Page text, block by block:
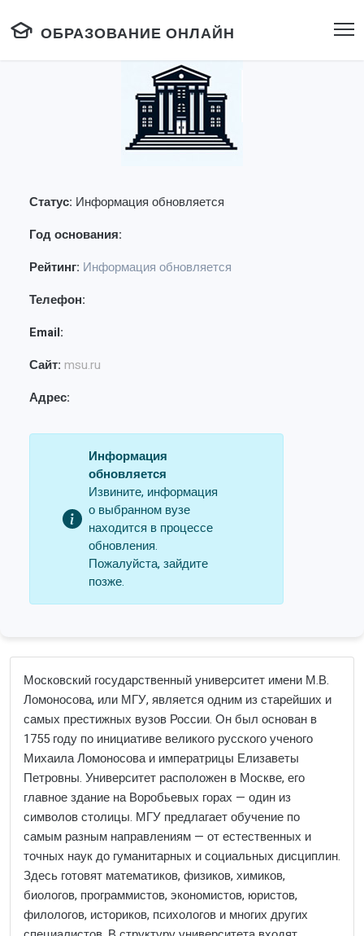
ОБРАЗОВАНИЕ ОНЛАЙН
Статус: Информация обновляется
Год основания:
Рейтинг: Информация обновляется
Телефон:
Email:
Сайт: msu.ru
Адрес:
Информация
обновляется
Извините, информация
о выбранном вузе
находится в процессе
обновления.
Пожалуйста, зайдите
позже.
Московский государственный университет имени М.В.
Ломоносова, или МГУ, является одним из старейших и
самых престижных вузов России. Он был основан в
1755 году по инициативе великого русского ученого
Михаила Ломоносова и императрицы Елизаветы
Петровны. Университет расположен в Москве, его
главное здание на Воробьевых горах — один из
символов столицы. МГУ предлагает обучение по
самым разным направлениям — от естественных и
точных наук до гуманитарных и социальных дисциплин.
Здесь готовят математиков, физиков, химиков,
биологов, программистов, экономистов, юристов,
филологов, историков, психологов и многих других